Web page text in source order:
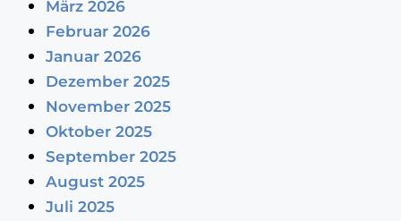
März 2026
Februar 2026
Januar 2026
Dezember 2025
November 2025
Oktober 2025
September 2025
August 2025
Juli 2025